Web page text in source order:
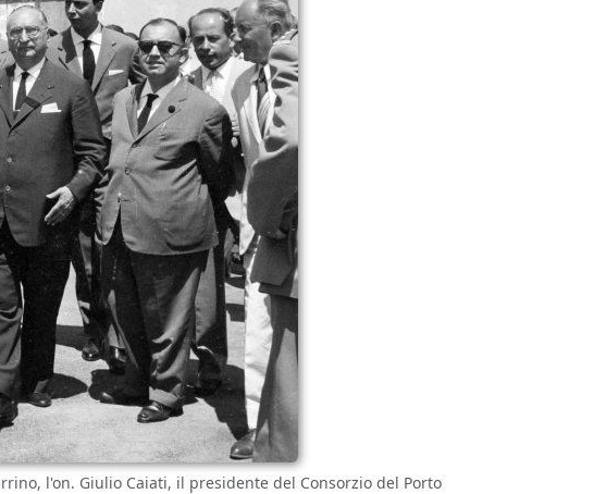
l'on. Giulio Caiati, il presidente del Consorzio del Porto